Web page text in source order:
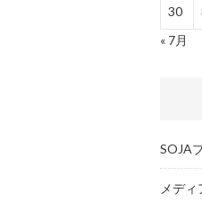
30
« 7月
SOJA
メディ